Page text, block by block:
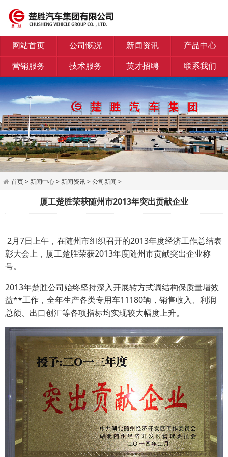
网站首页 公司慨况 新闻资讯
产品中心
营销服务
技术服务 英才招聘 联系我们
首页> 新闻中心> 新闻资讯>公司新闻 >
厦工楚胜荣获随州市2013年突出贡献企业
2月7日上午，在随州市组织召开的2013年度经济工作总结表
彰大会上，厦工楚胜荣获2013年度随州市贡献突出企业称
号。
2013年楚胜公司始终坚持深入开展转方式调结构保质量增效
益**工作，全年生产各类专用车11180辆，销售收入、利润
总额、出口创汇等各项指标均实现较大幅度上升。